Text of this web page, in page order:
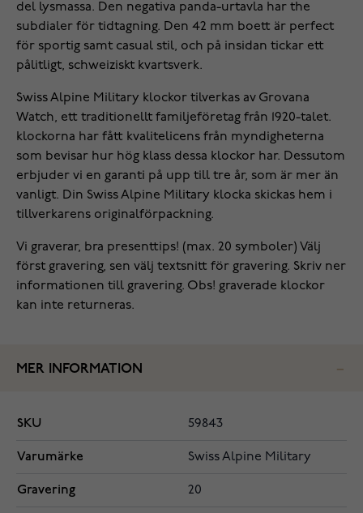
del lysmassa. Den negativa panda-urtavla har the
subdialer för tidtagning. Den 42 mm boett är perfect
för sportig samt casual stil, och på insidan tickar ett
pålitligt, schweiziskt kvartsverk.
Swiss Alpine Military klockor tilverkas av Grovana
Watch, ett traditionellt familjeföretag från 1920-talet.
klockorna har fått kvalitelicens från myndigheterna
som bevisar hur hög klass dessa klockor har. Dessutom
erbjuder vi en garanti på upp till tre år, som är mer än
vanligt. Din Swiss Alpine Military klocka skickas hem i
tillverkarens originalförpackning.
Vi graverar, bra presenttips! (max. 20 symboler) Välj
först gravering, sen välj textsnitt för gravering. Skriv ner
informationen till gravering. Obs! graverade klockor
kan inte returneras.
MER INFORMATION
SKU 59843
Varumärke Swiss Alpine Military
Gravering 20